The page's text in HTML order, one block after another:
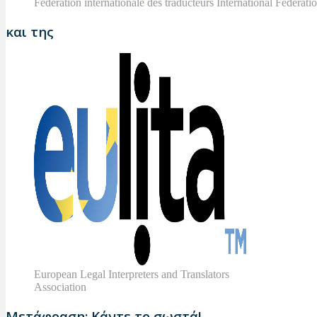
Fédération internationale des traducteurs International
και της
European Legal Interpreters and Translators
Association